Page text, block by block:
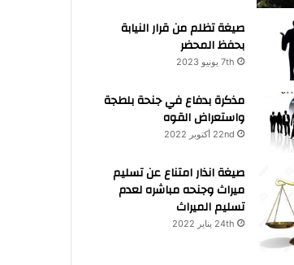
صيغة تظلم من قرار النيابة
بحفظ المحضر
7th يونيو 2023
مذكرة بدفاع في جنحة بلطجة
واستعراض القوه
22nd أكتوبر 2022
صيغة انذار امتناع عن تسليم
ميراث وجنحه مباشره لعدم
تسليم الميراث
24th يناير 2022